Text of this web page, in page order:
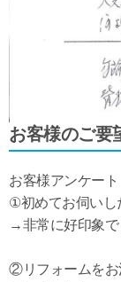
お客様のご要
お客様アンケート
①初めてお伺いし
→非常に好印象で
②リフォームをお